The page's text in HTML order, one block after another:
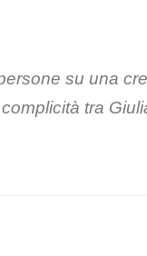
su una
tra